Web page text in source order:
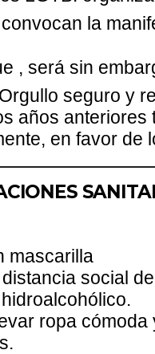
la
, será sin
seguro y
años
en favor de
mascarilla
social
ropa